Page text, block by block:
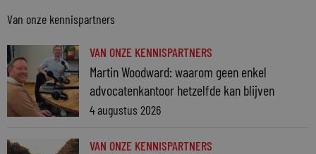
Van onze kennispartners
VAN ONZE KENNISPARTNERS
Martin Woodward: waarom geen enkel
advocatenkantoor hetzelfde kan blijven
4 augustus 2026
VAN ONZE KENNISPARTNERS